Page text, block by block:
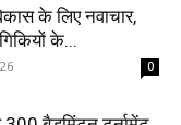
के लिए नवाचार,
के...
0